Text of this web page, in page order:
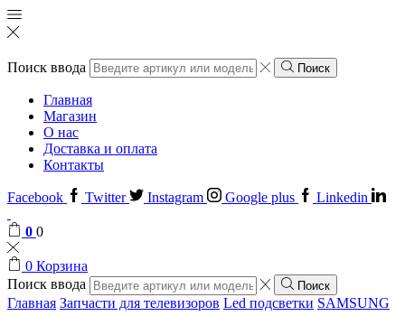
Поиск ввода Поиск
Главная
Магазин
О нас
Доставка и оплата
Контакты
Facebook Twitter Instagram Google plus Linkedin
0 0
0 Корзина
Поиск ввода
Поиск
Главная Запчасти для телевизоров Led подсветки SAMSUNG